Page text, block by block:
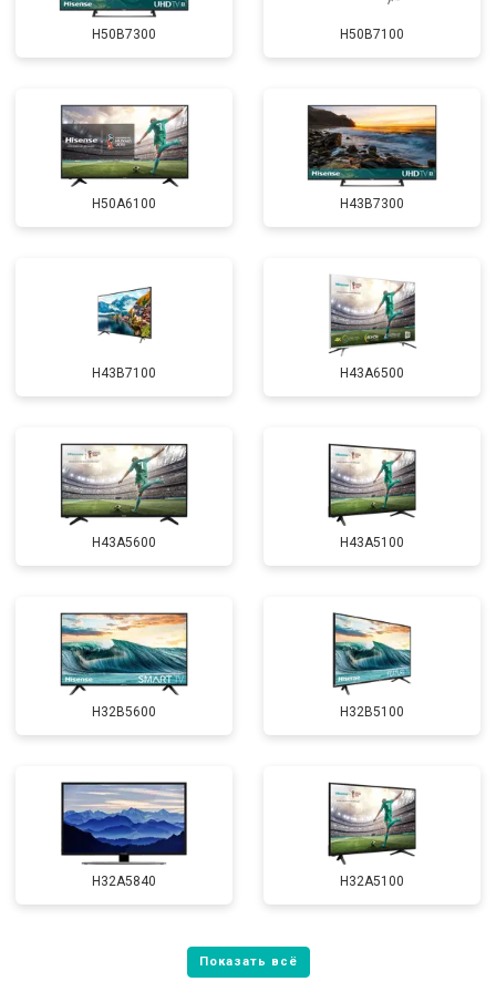
H50B7300 H50B7100
H50A6100 H43B7300
H43B7100 H43A6500
H43A5600 H43A5100
H32B5600 H32B5100
H32A5840 H32A5100